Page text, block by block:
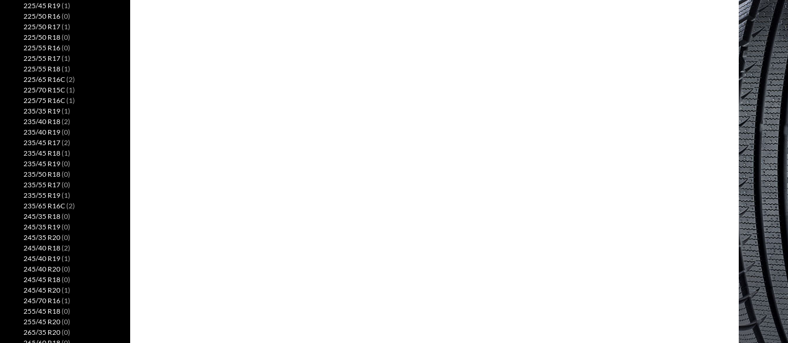
225/45 R19(1)
225/50 R16(0)
225/50 R17(1)
225/50 R18(0)
225/55 R16(0)
225/55 R17(1)
225/55 R18(1)
225/65 R16C(2)
225/70 R15C(1)
225/75 R16C(1)
235/35 R19(1)
235/40 R18(2)
235/40 R19(0)
235/45 R17(2)
235/45 R18(1)
235/45 R19(0)
235/50 R18(0)
235/55 R17(0)
235/55 R19(1)
235/65 R16C(2)
245/35 R18(0)
245/35 R19(0)
245/35 R20(0)
245/40 R18(2)
245/40 R19(1)
245/40 R20(0)
245/45 R18(0)
245/45 R20(1)
245/70 R16(1)
255/45 R18(0)
255/45 R20(0)
265/35 R20(0)